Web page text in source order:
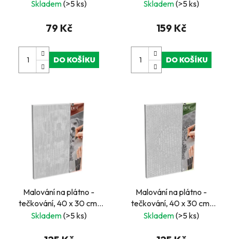
Skladem(>5 ks)
79 Kč
DO KOŠÍKU
- pes
Skladem(>5 ks)
159 Kč
DO KOŠÍKU
Malování na plátno -
tečkování, 40 x 30 cm,
pes DOT PAINTING
Skladem(>5 ks)
Malování na plátno -
tečkování, 40 x 30 cm,
mandala DOT PAINTING
Skladem(>5 ks)